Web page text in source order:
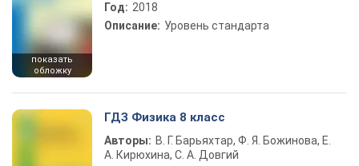
показать
обложку
Год: 2018
Описание: Уровень стандарта
ГДЗ Физика 8 класс
Авторы: В. Г. Барьяхтар, Ф. Я. Божинова, Е.
А. Кирюхина, С. А. Довгий